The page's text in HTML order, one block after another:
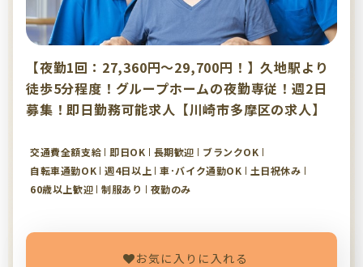
【夜勤1回：27,360円～29,700円！】久地駅より
徒歩5分程度！グループホームの夜勤専従！週2日
募集！即日勤務可能求人【川崎市多摩区の求人】
交通費全額支給 即日OK 長期歓迎
ブランクOK
自転車通勤OK
週4日以上 車･バイク通勤OK
土日祝休み
60歳以上歓迎
制服あり 夜勤のみ
お気に入りに入れる